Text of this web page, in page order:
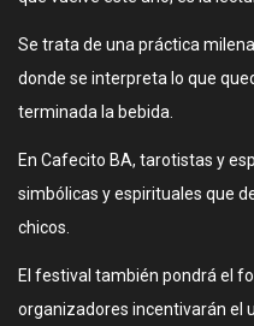
Se trata de una práctica
donde se interpreta lo que
terminada la bebida.
En Cafecito BA, tarotistas y
simbólicas y espirituales que
chicos.
El festival también pondrá el
organizadores incentivarán el